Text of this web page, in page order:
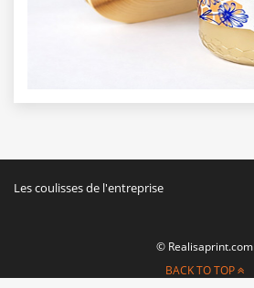
Les coulisses de l'entreprise
© Realisaprint.com
BACK TO TOP